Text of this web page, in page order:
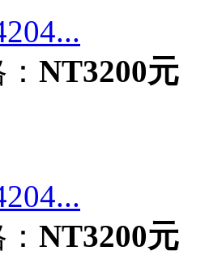
NT3200元
NT3200元